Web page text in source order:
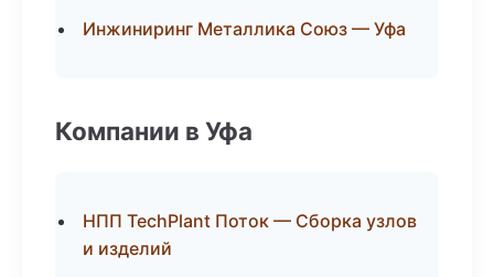
Инжиниринг Металлика Союз — Уфа
Компании в Уфа
НПП TechPlant Поток — Сборка узлов
и изделий